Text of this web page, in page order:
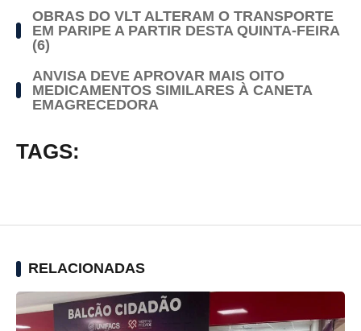
OBRAS DO VLT ALTERAM O TRANSPORTE
EM PARIPE A PARTIR DESTA QUINTA-FEIRA
(6)
ANVISA DEVE APROVAR MAIS OITO
MEDICAMENTOS SIMILARES À CANETA
EMAGRECEDORA
TAGS:
RELACIONADAS